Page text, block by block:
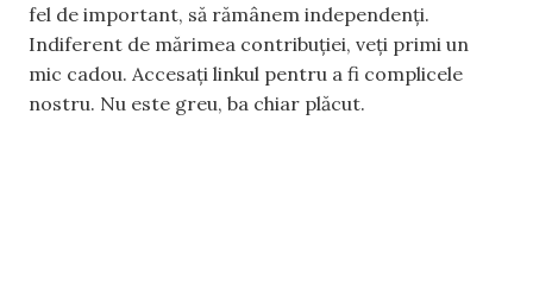
fel de important, să rămânem independenți.
Indiferent de mărimea contribuției, veți primi un
mic cadou. Accesați linkul pentru a fi complicele
nostru. Nu este greu, ba chiar plăcut.